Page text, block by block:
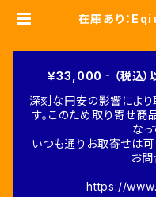
在庫あり
￥33,000‐（税込）
深刻な円安の影響によ
す。このため取り寄せ商
なっ
いつも通りお取寄せは
お問
https://